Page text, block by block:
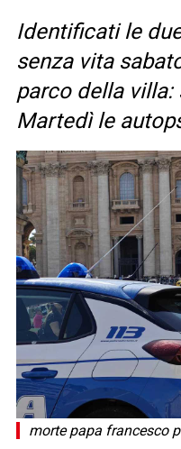
Identificati le
senza vita
parco della villa:
Martedì le
morte papa francesco